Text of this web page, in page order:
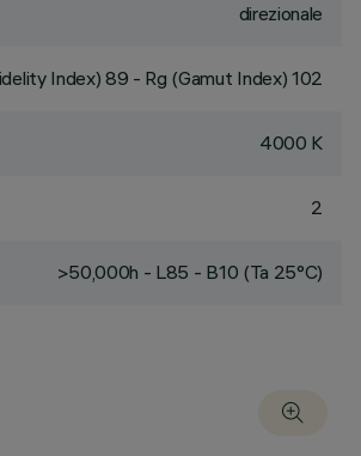
direzionale
Index) 89 - Rg (Gamut Index) 102
4000 K
2
>50,000h - L85 - B10 (Ta 25°C)